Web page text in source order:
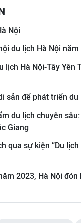
TUẦN
THÁNG
Nội
du lịch Hà Nội năm
lịch Hà Nội-Tây Yên
sản để phát triển du
du lịch chuyên
Giang
qua sự kiện “Du
2023, Hà Nội